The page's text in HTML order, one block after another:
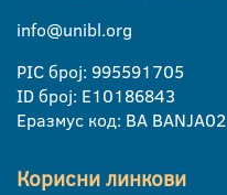
info@unibl.org
PIC број: 995591705
ID број: E10186843
Еразмус код: BA BANJA02
Корисни линкови